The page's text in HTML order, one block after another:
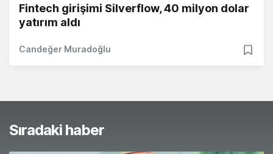
Fintech girişimi Silverflow, 40 milyon dolar
yatırım aldı
Candeğer Muradoğlu
Sıradaki haber